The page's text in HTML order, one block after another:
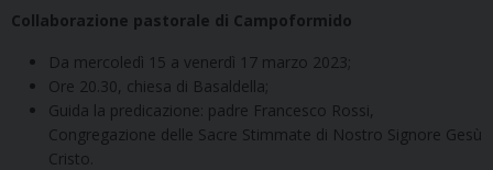
Collaborazione pastorale di Campoformido
Da mercoledì 15 a venerdì 17 marzo 2023;
Ore 20.30, chiesa di Basaldella;
Guida la predicazione: padre Francesco Rossi,
Congregazione delle Sacre Stimmate di Nostro Signore Gesù
Cristo.